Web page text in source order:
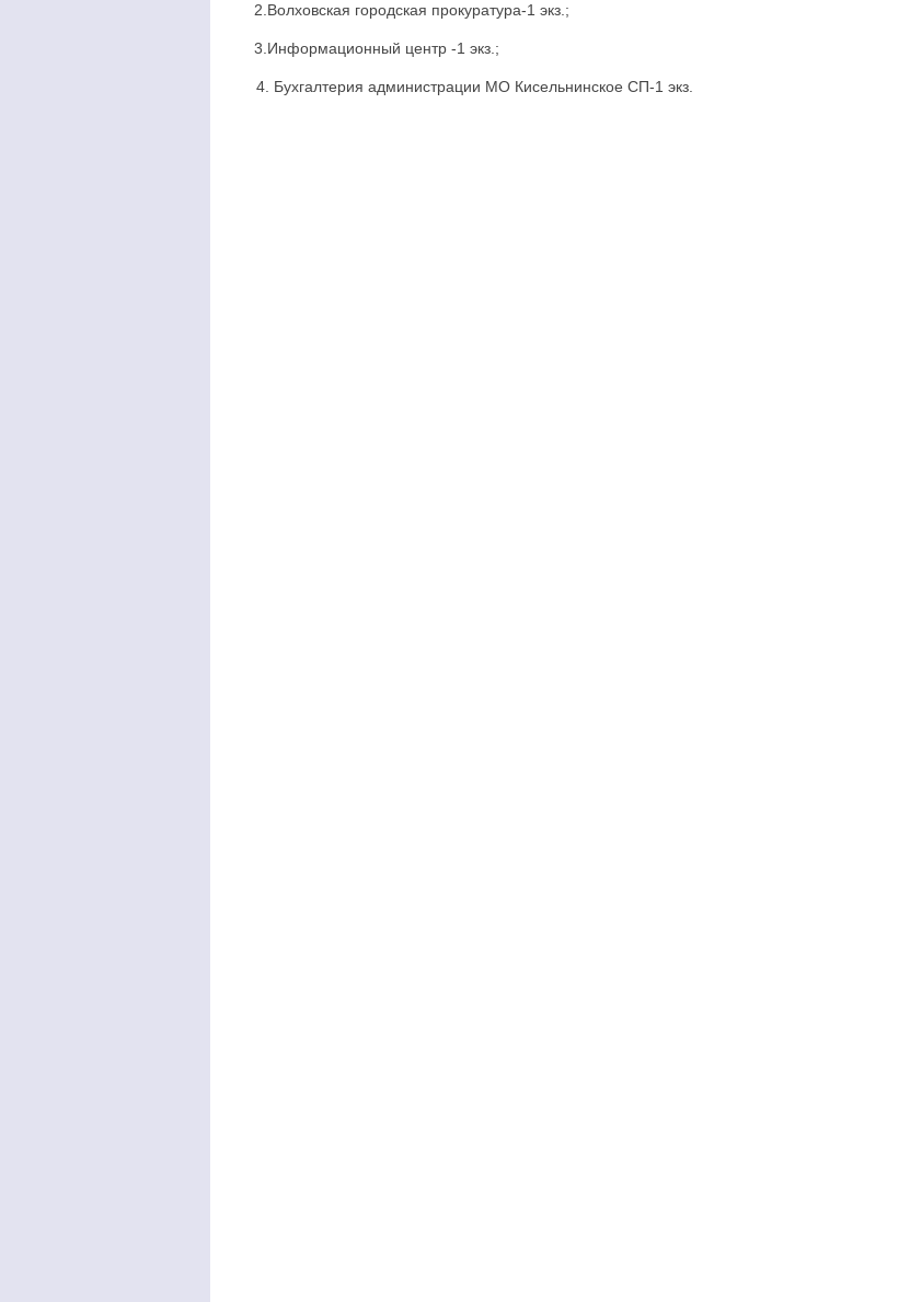
2.Волховская городская прокуратура-1 экз.;
3.Информационный центр -1 экз.;
Бухгалтерия администрации МО Кисельнинское СП-1 экз.